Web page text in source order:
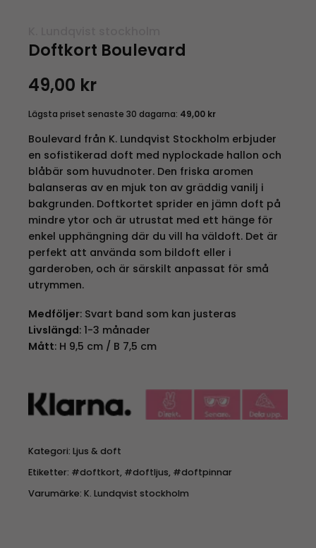
Doftkort Boulevard
49,00 kr
Lägsta priset senaste 30 dagarna: 49,00 kr
Boulevard från K. Lundqvist Stockholm erbjuder
en sofistikerad doft med nyplockade hallon och
blåbär som huvudnoter. Den friska aromen
balanseras av en mjuk ton av gräddig vanilj i
bakgrunden. Doftkortet sprider en jämn doft på
mindre ytor och är utrustat med ett hänge för
enkel upphängning där du vill ha väldoft. Det är
perfekt att använda som bildoft eller i
garderoben, och är särskilt anpassat för små
utrymmen.
Medföljer: Svart band som kan justeras
Livslängd: 1-3 månader
Mått: H 9,5 cm / B 7,5 cm
Kategori: Ljus & doft
Etiketter: #doftkort, #doftljus, #doftpinnar
Varumärke: K. Lundqvist stockholm